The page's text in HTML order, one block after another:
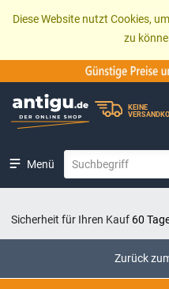
Diese Website nutzt Cookies,
zu
KEINE
Menü
Sicherheit für Ihren Kauf 60
Zurück